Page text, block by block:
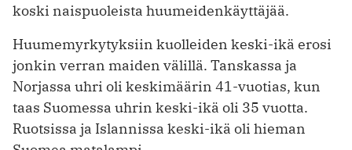
koski naispuoleista huumeidenkäyttäjää.
Huumemyrkytyksiin kuolleiden keski-ikä erosi
jonkin verran maiden välillä. Tanskassa ja
Norjassa uhri oli keskimäärin 41-vuotias, kun
taas Suomessa uhrin keski-ikä oli 35 vuotta.
Ruotsissa ja Islannissa keski-ikä oli hieman